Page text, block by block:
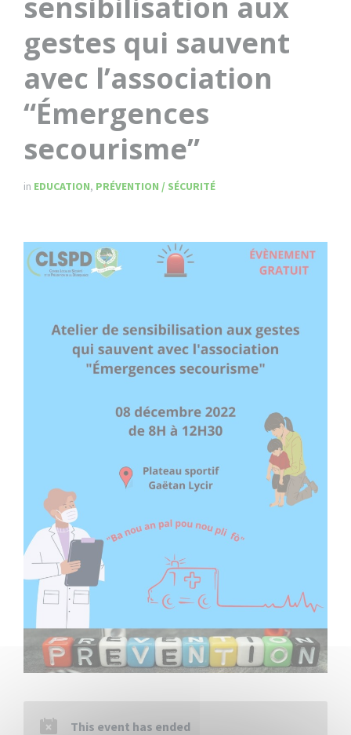
gestes qui sauvent
avec l’association
“Émergences
secourisme”
in EDUCATION, PRÉVENTION / SÉCURITÉ
This event has ended